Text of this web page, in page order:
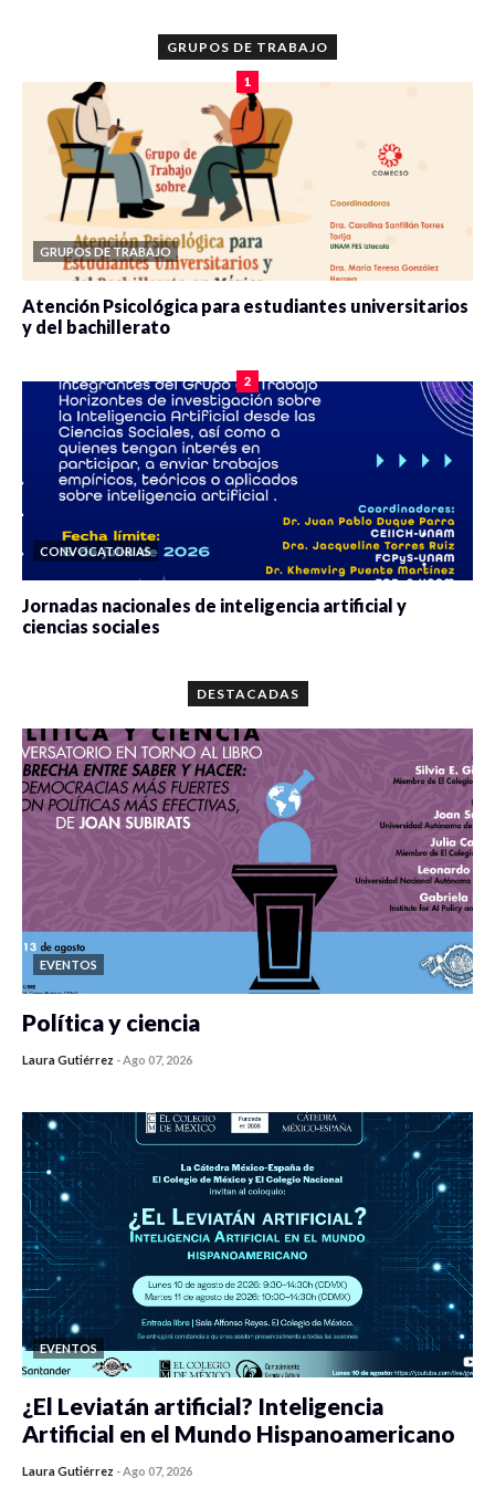
GRUPOS DE TRABAJO
1
GRUPOS DE TRABAJO
Atención Psicológica para estudiantes universitarios
y del bachillerato
2
CONVOCATORIAS
Jornadas nacionales de inteligencia artificial y
ciencias sociales
DESTACADAS
EVENTOS
Política y ciencia
Laura Gutiérrez -Ago 07, 2026
EVENTOS
¿El Leviatán artificial? Inteligencia
Artificial en el Mundo Hispanoamericano
Laura Gutiérrez -Ago 07, 2026